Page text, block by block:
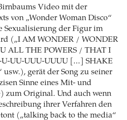
Video mit der
von „Wonder Woman Disco“
Sexualisierung der Figur im
(„I AM WONDER / WONDER
ALL THE POWERS / THAT I
U-UU-UUU-UUUU […] SHAKE
gerät der Song zu seiner
Sinne eines Mit- und
zum Original. Und auch wenn
ihrer Verfahren den
(„talking back to the media“